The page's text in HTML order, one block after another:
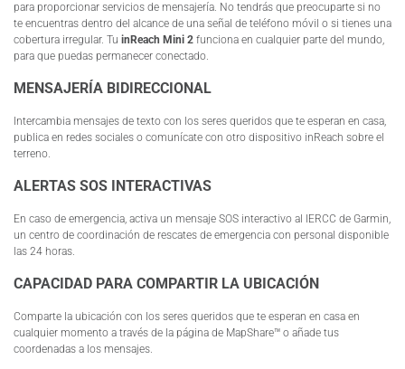
para proporcionar servicios de mensajería. No tendrás que preocuparte si no
te encuentras dentro del alcance de una señal de teléfono móvil o si tienes una
cobertura irregular. Tu inReach Mini 2 funciona en cualquier parte del mundo,
para que puedas permanecer conectado.
MENSAJERÍA BIDIRECCIONAL
Intercambia mensajes de texto con los seres queridos que te esperan en casa,
publica en redes sociales o comunícate con otro dispositivo inReach sobre el
terreno.
ALERTAS SOS INTERACTIVAS
En caso de emergencia, activa un mensaje SOS interactivo al IERCC de Garmin,
un centro de coordinación de rescates de emergencia con personal disponible
las 24 horas.
CAPACIDAD PARA COMPARTIR LA UBICACIÓN
Comparte la ubicación con los seres queridos que te esperan en casa en
cualquier momento a través de la página de MapShare™ o añade tus
coordenadas a los mensajes.